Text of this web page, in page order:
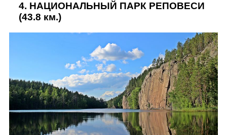
4. НАЦИОНАЛЬНЫЙ ПАРК РЕПОВЕСИ
(43.8 км.)